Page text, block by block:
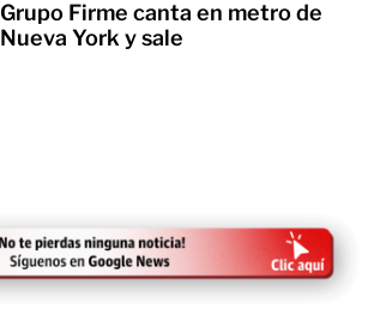
Grupo Firme canta en metro de
Nueva York y sale